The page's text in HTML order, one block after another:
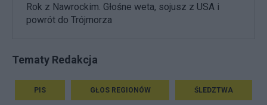
Rok z Nawrockim. Głośne weta, sojusz z USA i
powrót do Trójmorza
Tematy Redakcja
PIS GŁOS REGIONÓW ŚLEDZTWA